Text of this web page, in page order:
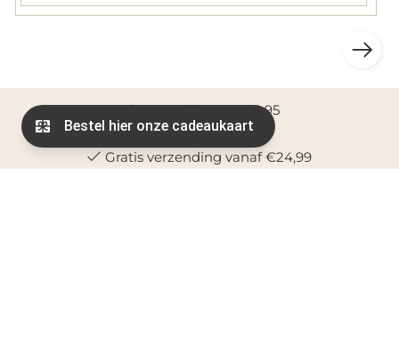
Verzendkosten € 2,95
Gratis verzending vanaf €24,99